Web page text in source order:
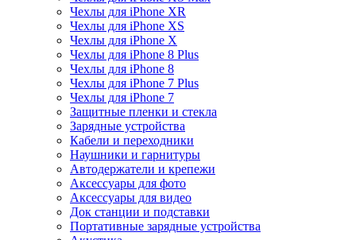
Чехлы для iPhone XR
Чехлы для iPhone XS
Чехлы для iPhone X
Чехлы для iPhone 8 Plus
Чехлы для iPhone 8
Чехлы для iPhone 7 Plus
Чехлы для iPhone 7
Защитные пленки и стекла
Зарядные устройства
Кабели и переходники
Наушники и гарнитуры
Автодержатели и крепежи
Аксессуары для фото
Аксессуары для видео
Док станции и подставки
Портативные зарядные устройства